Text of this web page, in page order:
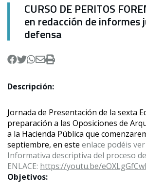
CURSO DE PERITOS
en redacción de informes
defensa
Descripción:
Jornada de Presentación de la sexta
preparación a las Oposiciones de
a la Hacienda Pública que
septiembre, en este enlace podéis
Informativa descriptiva del proceso
ENLACE: https://youtu.be/
Objetivos: